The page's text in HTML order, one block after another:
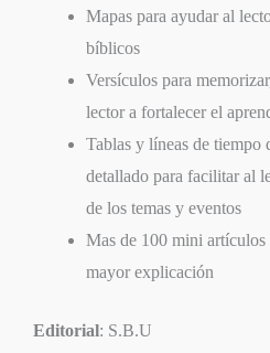
Mapas para ayudar al
bíblicos
Versículos para
lector a fortalecer el
Tablas y líneas de tiempo
detallado para facilitar al
de los temas y eventos
Mas de 100 mini artículos
mayor explicación
Editorial: S.B.U